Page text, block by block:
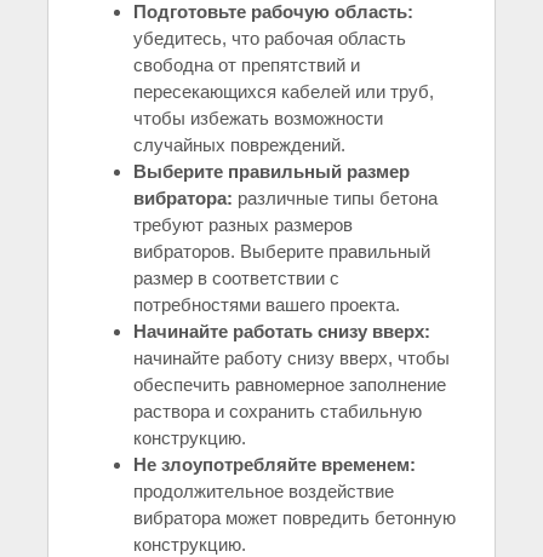
Подготовьте рабочую область:
убедитесь, что рабочая область
свободна от препятствий и
пересекающихся кабелей или труб,
чтобы избежать возможности
случайных повреждений.
Выберите правильный размер
вибратора: различные типы бетона
требуют разных размеров
вибраторов. Выберите правильный
размер в соответствии с
потребностями вашего проекта.
Начинайте работать снизу вверх:
начинайте работу снизу вверх, чтобы
обеспечить равномерное заполнение
раствора и сохранить стабильную
конструкцию.
Не злоупотребляйте временем:
продолжительное воздействие
вибратора может повредить бетонную
конструкцию.